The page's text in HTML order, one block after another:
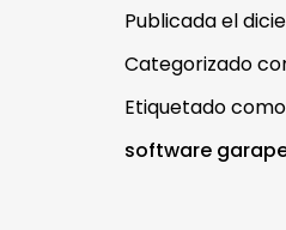
Publicada el
Categorizado
Etiquetado como
software